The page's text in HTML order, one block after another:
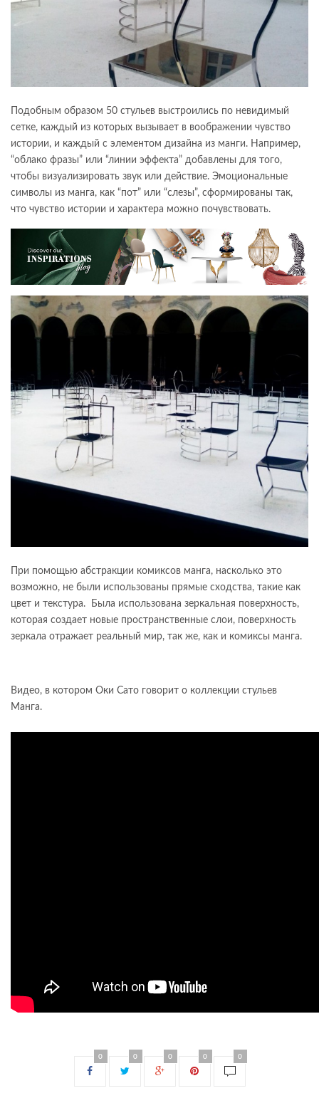
Подобным образом 50 стульев выстроились по невидимый
сетке, каждый из которых вызывает в воображении чувство
истории, и каждый с элементом дизайна из манги. Например,
“облако фразы” или “линии эффекта” добавлены для того,
чтобы визуализировать звук или действие. Эмоциональные
символы из манга, как “пот” или “слезы”, сформированы так,
что чувство истории и характера можно почувствовать.
При помощью абстракции комиксов манга, насколько это
возможно, не были использованы прямые сходства, такие как
цвет и текстура. Была использована зеркальная поверхность,
которая создает новые пространственные слои, поверхность
зеркала отражает реальный мир, так же, как и комиксы манга.
Видео, в котором Оки Сато говорит о коллекции стульев
Манга.
0 0 0 0 0